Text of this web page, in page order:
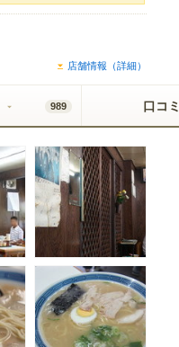
店舗情報（詳細）
989 口コミ